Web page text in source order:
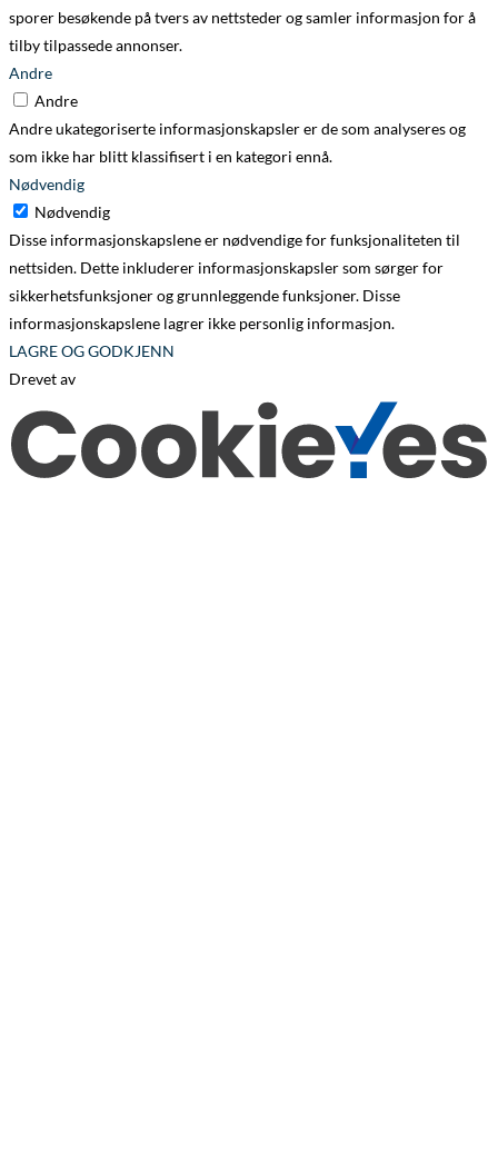
sporer besøkende på tvers av nettsteder og samler informasjon for å
tilby tilpassede annonser.
Andre
Andre
Andre ukategoriserte informasjonskapsler er de som analyseres og
som ikke har blitt klassifisert i en kategori ennå.
Nødvendig
Nødvendig
Disse informasjonskapslene er nødvendige for funksjonaliteten til
nettsiden. Dette inkluderer informasjonskapsler som sørger for
sikkerhetsfunksjoner og grunnleggende funksjoner. Disse
informasjonskapslene lagrer ikke personlig informasjon.
LAGRE OG GODKJENN
Drevet av